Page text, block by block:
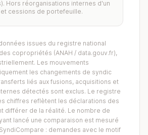
Hors réorganisations internes d'un
cessions de portefeuille.
issues du registre national
copropriétés (ANAH / data.gouv.fr),
Les mouvements
les changements de syndic
liés aux fusions, acquisitions et
détectés sont exclus. Le registre
chiffres reflètent les déclarations des
différer de la réalité. Le nombre de
lancé une comparaison est mesuré
: demandes avec le motif